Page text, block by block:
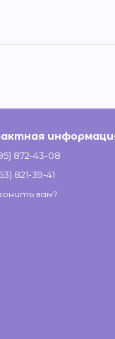
872-43-08
821-39-41
вам?